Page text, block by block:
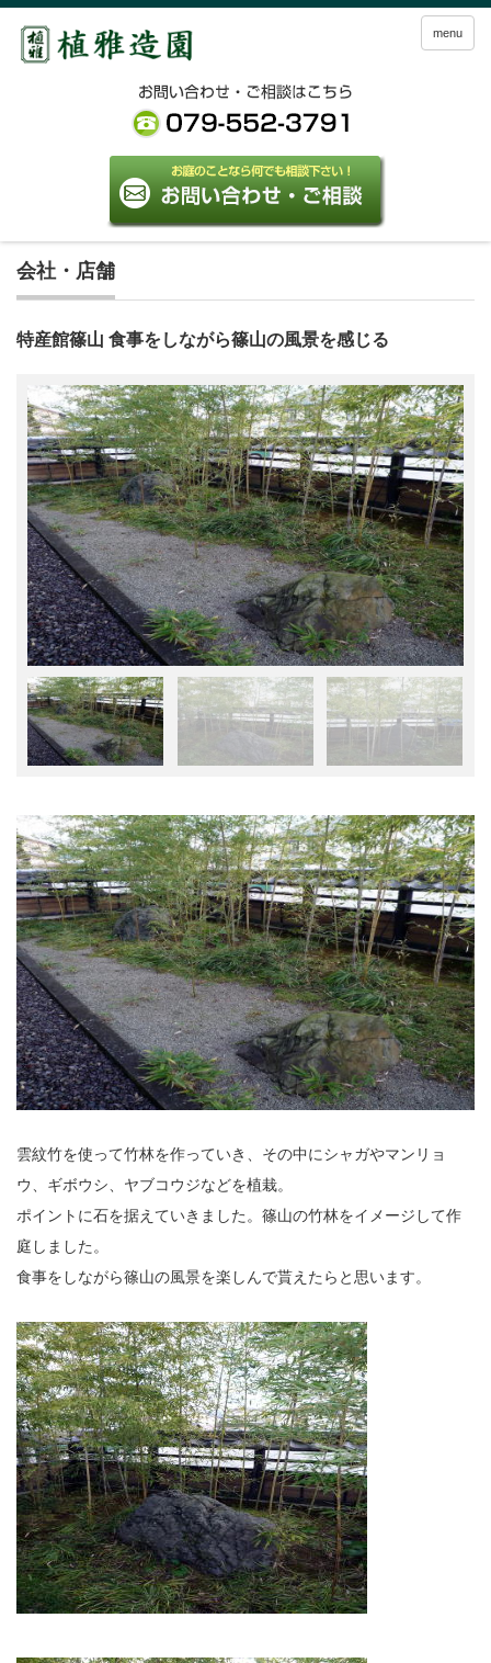
menu
会社・店舗
特産館篠山 食事をしながら篠山の風景を感じる
雲紋竹を使って竹林を作っていき、その中にシャガやマンリョ
ウ、ギボウシ、ヤブコウジなどを植栽。
ポイントに石を据えていきました。篠山の竹林をイメージして作
庭しました。
食事をしながら篠山の風景を楽しんで貰えたらと思います。